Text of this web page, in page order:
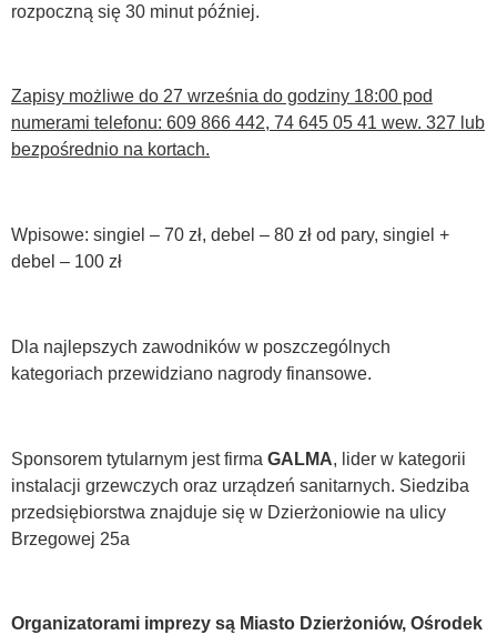
rozpoczną się 30 minut później.
Zapisy możliwe do 27 września do godziny 18:00 pod
numerami telefonu: 609 866 442, 74 645 05 41 wew. 327 lub
bezpośrednio na kortach.
Wpisowe: singiel – 70 zł, debel – 80 zł od pary, singiel +
debel – 100 zł
Dla najlepszych zawodników w poszczególnych
kategoriach przewidziano nagrody finansowe.
Sponsorem tytularnym jest firma GALMA, lider w kategorii
instalacji grzewczych oraz urządzeń sanitarnych. Siedziba
przedsiębiorstwa znajduje się w Dzierżoniowie na ulicy
Brzegowej 25a
Organizatorami imprezy są Miasto Dzierżoniów, Ośrodek